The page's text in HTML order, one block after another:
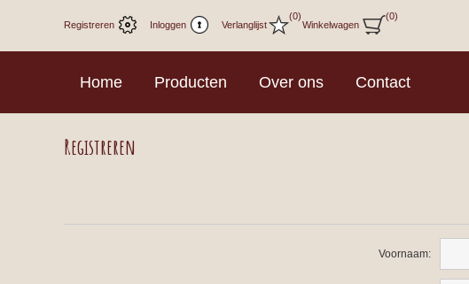
Registreren Inloggen Verlanglijst
(0)
Winkelwagen
(0)
Home Producten Over ons Contact
Registreren
Voornaam: